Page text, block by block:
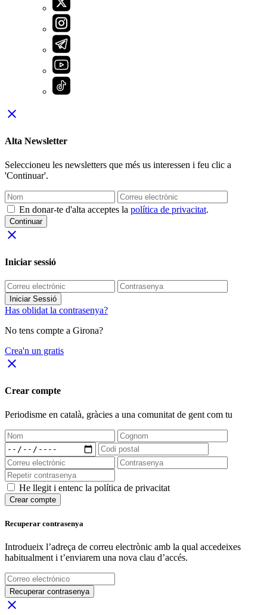
close
Alta Newsletter
Seleccioneu les newsletters que més us interessen i feu clic a
'Continuar'.
En donar-te d'alta acceptes la política de privacitat.
Continuar
close
Iniciar sessió
Iniciar Sessió
Has oblidat la contrasenya?
No tens compte a Girona?
Crea'n un gratis
close
Crear compte
Periodisme en català, gràcies a una comunitat de gent com tu
He llegit i entenc la política de privacitat
Crear compte
Recuperar contrasenya
Introdueix l’adreça de correu electrònic amb la qual accedeixes
habitualment i t’enviarem una nova clau d’accés.
Recuperar contrasenya
close